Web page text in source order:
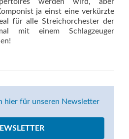
werden wird, aber
ja einst eine verkürzte
für alle Streichorchester der
mit einem Schlagzeuger
hier für unseren Newsletter